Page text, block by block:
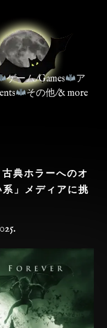
ゲーム/Games
ア
その他/& more
典ホラーへのオ
」メディアに挑
.